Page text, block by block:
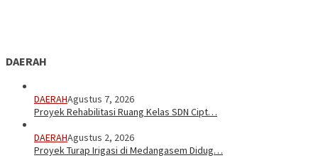
DAERAH
DAERAHAgustus 7, 2026
Proyek Rehabilitasi Ruang Kelas SDN Cipt…
DAERAHAgustus 2, 2026
Proyek Turap Irigasi di Medangasem Didug…